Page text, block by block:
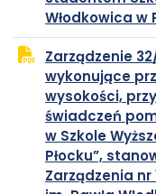
Włodkowica w
Zarządzenie
wykonujące
wysokości,
świadczeń
w Szkole
Płocku”,
Zarządzenia nr